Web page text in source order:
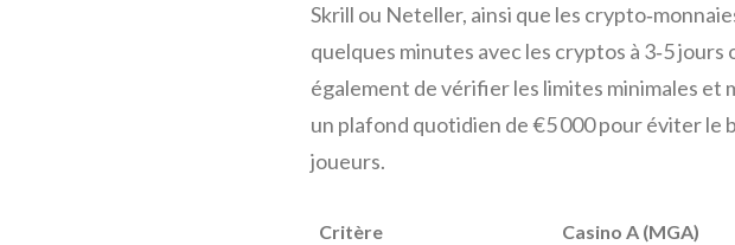
Skrill ou Neteller, ainsi que les
quelques minutes avec les cryptos à 3‑5
également de vérifier les limites minimales et
un plafond quotidien de €5 000 pour éviter
joueurs.
Critère Casino A (MGA)